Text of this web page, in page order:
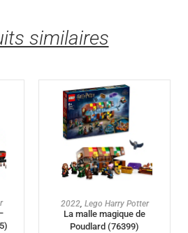
similaires
AJOUTER AU PANIER
2022, Lego Harry Potter
La malle magique de
Poudlard (76399)